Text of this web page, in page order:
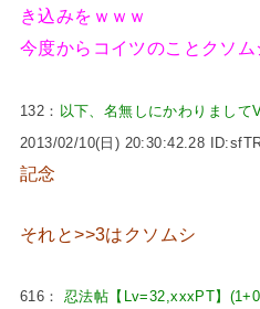
き込みをｗｗｗ
今度からコイツのことクソム
132： 以下、名無しにかわりまして
2013/02/10(日) 20:30:42.28
記念
それと>>3はクソムシ
616： 忍法帖【Lv=32,xxxPT】